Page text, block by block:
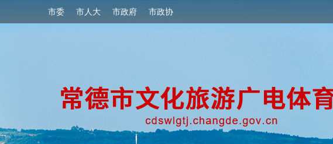
市委 市人大 市政府 市政协